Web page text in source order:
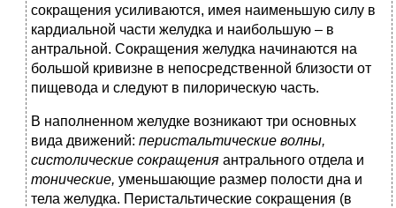
сокращения усиливаются, имея наименьшую силу в
кардиальной части желудка и наибольшую – в
антральной. Сокращения желудка начинаются на
большой кривизне в непосредственной близости от
пищевода и следуют в пилорическую часть.
В наполненном желудке возникают три основных
вида движений: перистальтические волны,
систолические сокращения антрального отдела и
тонические, уменьшающие размер полости дна и
тела желудка. Перистальтические сокращения (в